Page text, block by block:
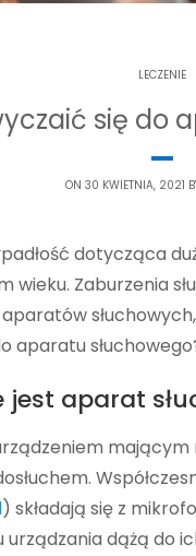
LECZENIE
się do
ON 30 KWIETNIA, 2021
dotycząca
wieku. Zaburzenia
aparatu
jest aparat
mającym
) składają się z
dążą do